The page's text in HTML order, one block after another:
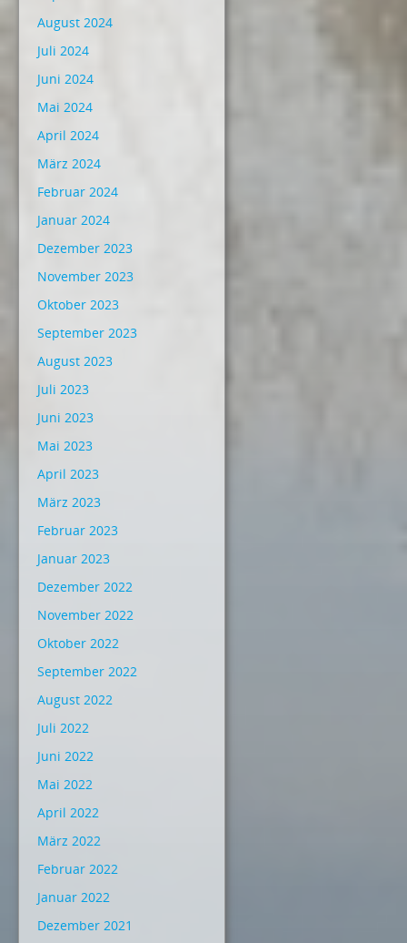
August 2024
Juli 2024
Juni 2024
Mai 2024
April 2024
März 2024
Februar 2024
Januar 2024
Dezember 2023
November 2023
Oktober 2023
September 2023
August 2023
Juli 2023
Juni 2023
Mai 2023
April 2023
März 2023
Februar 2023
Januar 2023
Dezember 2022
November 2022
Oktober 2022
September 2022
August 2022
Juli 2022
Juni 2022
Mai 2022
April 2022
März 2022
Februar 2022
Januar 2022
Dezember 2021